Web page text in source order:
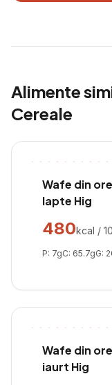
Alimente
Cereale
Wafe din
lapte Hig
480kcal /
P: 7gC: 65.7gG:
Wafe din
iaurt Hig